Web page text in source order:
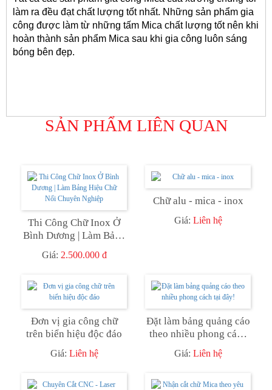
làm ra đều đạt chất lượng tốt nhất. Những sản phẩm gia
công được làm từ những tấm Mica chất lượng tốt nên khi
hoàn thành sản phẩm Mica sau khi gia công luôn sáng
bóng bên đẹp.
SẢN PHẨM LIÊN QUAN
Thi Công Chữ Inox Ở
Bình Dương | Làm Bảng
Hiệu Chữ Nổi Chuyên
Nghiệp
Giá: 2.500.000 đ
Chữ alu - mica - inox
Giá: Liên hệ
Đơn vị gia công chữ
trên biển hiệu độc đáo
Giá: Liên hệ
Đặt làm bảng quảng cáo
theo nhiều phong cách
tại đây!
Giá: Liên hệ